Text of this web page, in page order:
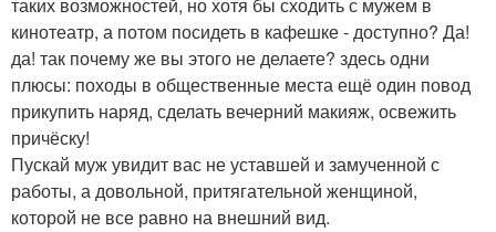
таких возможностей, но хотя бы сходить с мужем в
кинотеатр, а потом посидеть в кафешке - доступно? Да!
да! так почему же вы этого не делаете? здесь одни
плюсы: походы в общественные места ещё один повод
прикупить наряд, сделать вечерний макияж, освежить
причёску!
Пускай муж увидит вас не уставшей и замученной с
работы, а довольной, притягательной женщиной,
которой не все равно на внешний вид.